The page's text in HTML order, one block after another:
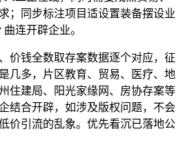
；同步标注项目适设置装备摆设业
连开辟企业。
钱全数取存案数据逐个对应，征
几多，片区教育、贸易、医疗、地
住建局、阳光家缘网、房协存案等
结合开辟，如涉及版权问题，不会
价引流的乱象。优先看沉已落地公